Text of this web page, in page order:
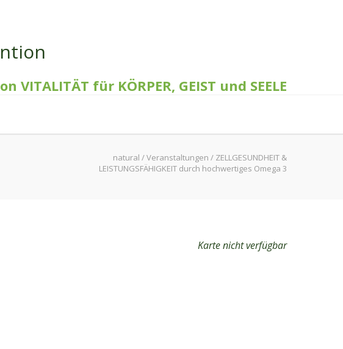
für KÖRPER, GEIST und SEELE
natural /Veranstaltungen / ZELLGESUNDHEIT &
LEISTUNGSFÄHIGKEIT durch hochwertiges Omega 3
Karte nicht verfügbar